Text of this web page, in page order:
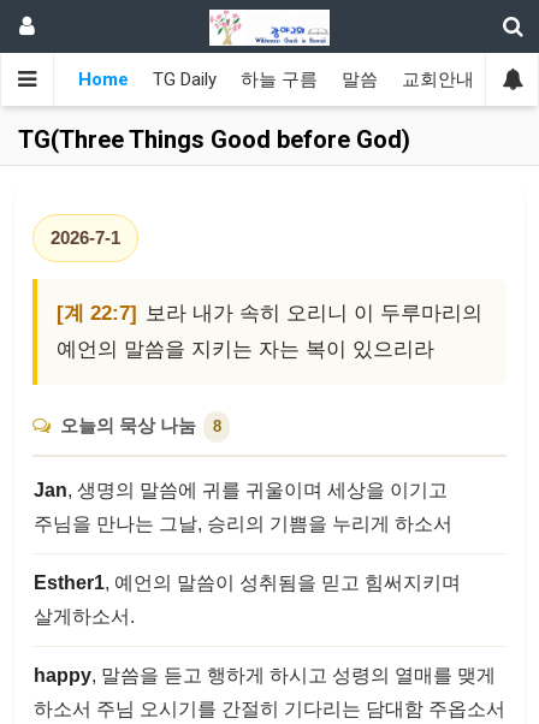
Home TG Daily 하늘 구름 말씀 교회안내 광
TG(Three Things Good before God)
2026-7-1
[계 22:7] 보라 내가 속히 오리니 이 두루마리의
예언의 말씀을 지키는 자는 복이 있으리라
오늘의 묵상 나눔 8
Jan, 생명의 말씀에 귀를 귀울이며 세상을 이기고
주님을 만나는 그날, 승리의 기쁨을 누리게 하소서
Esther1, 예언의 말씀이 성취됨을 믿고 힘써지키며
살게하소서.
happy, 말씀을 듣고 행하게 하시고 성령의 열매를 맺게
하소서 주님 오시기를 간절히 기다리는 담대함 주옵소서